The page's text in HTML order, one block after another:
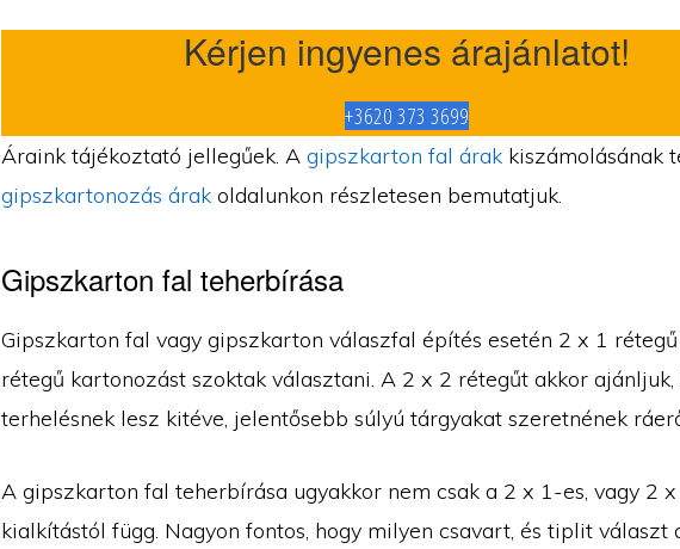
Kérjen ingyenes árajánlatot!
+3620 373 3699
Áraink tájékoztató jellegűek. A gipszkarton fal árak kiszámolásának
gipszkartonozás árak oldalunkon részletesen bemutatjuk.
Gipszkarton fal teherbírása
Gipszkarton fal vagy gipszkarton válaszfal építés esetén 2 x 1
rétegű kartonozást szoktak választani. A 2 x 2 rétegűt akkor
terhelésnek lesz kitéve, jelentősebb súlyú tárgyakat szeretnének
A gipszkarton fal teherbírása ugyakkor nem csak a 2 x 1-es, vagy 2
kialkítástól függ. Nagyon fontos, hogy milyen csavart, és tiplit választ